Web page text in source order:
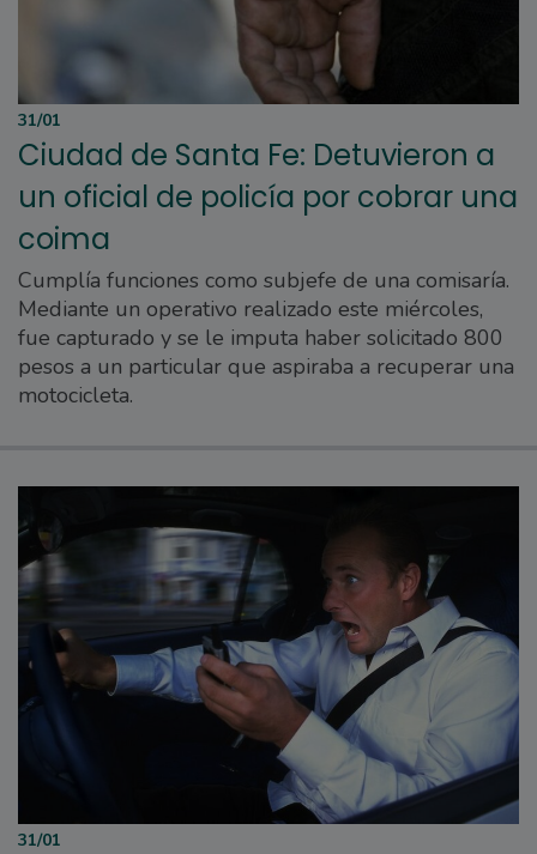
31/01
Ciudad de Santa Fe: Detuvieron a
un oficial de policía por cobrar una
coima
Cumplía funciones como subjefe de una comisaría.
Mediante un operativo realizado este miércoles,
fue capturado y se le imputa haber solicitado 800
pesos a un particular que aspiraba a recuperar una
motocicleta.
31/01